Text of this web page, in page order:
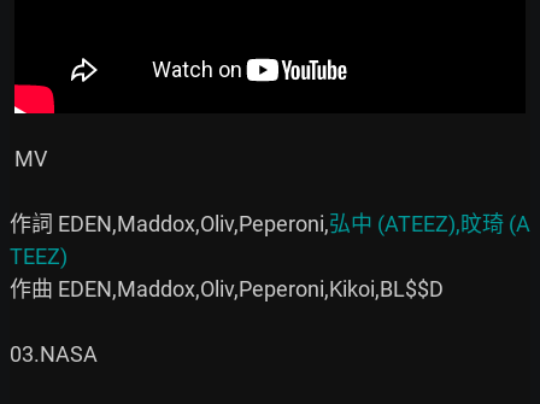
作詞 EDEN,Maddox,Oliv,Peperoni,弘中 (ATEEZ),旼琦 (A
TEEZ)
作曲 EDEN,Maddox,Oliv,Peperoni,Kikoi,BL$$D
03.NASA